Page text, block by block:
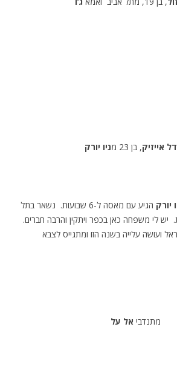
אייזיק, בן 23 מ ניו יורק
יורק
הגיע עם מאסה ל-6 שבועות. נשאר בתל
יש לי משפחה כאן בכפר ויתקין והרבה חברים.
ועושה עלייה בשנה הזו ומתגייס לצבא
מתנדבי אל על